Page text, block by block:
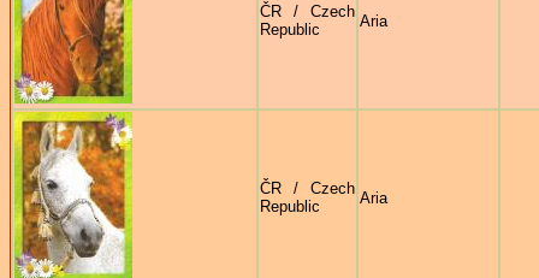
ČR / Czech
Republic
Aria
ČR / Czech
Republic
Aria